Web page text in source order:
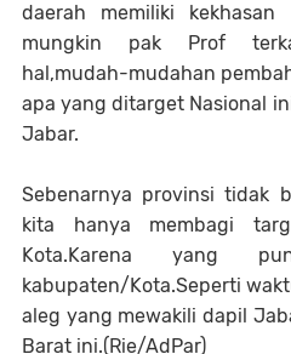
daerah memiliki
mungkin pak Prof
hal,mudah-mudahan
apa yang ditarget Nasional
Jabar.
Sebenarnya provinsi tidak
kita hanya membagi
Kota.Karena yang
kabupaten/Kota.Seperti
aleg yang mewakili dapil
Barat ini.(Rie/AdPar)